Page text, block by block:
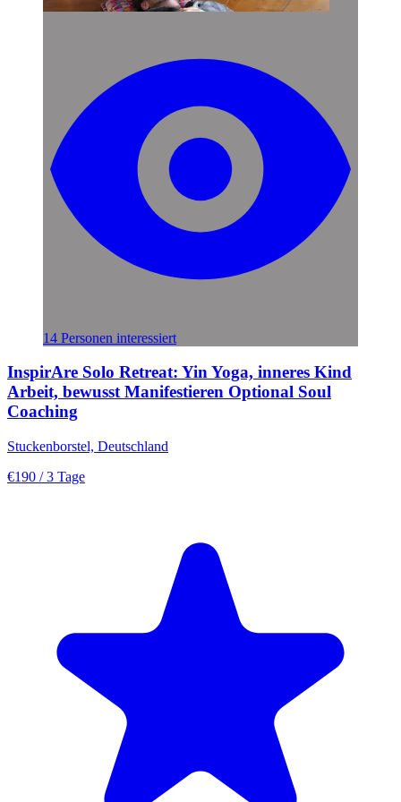
14 Personen interessiert
InspirAre Solo Retreat: Yin Yoga, inneres Kind
Arbeit, bewusst Manifestieren Optional Soul
Coaching
Stuckenborstel, Deutschland
€190 / 3 Tage